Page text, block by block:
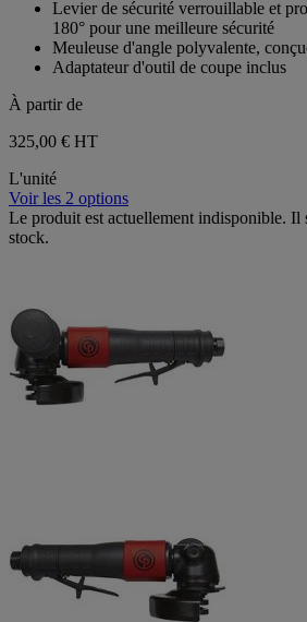
Levier de sécurité verrouillable et
180° pour une meilleure sécurité
Meuleuse d'angle polyvalente,
Adaptateur d'outil de coupe inclus
À partir de
325,00 € HT
L'unité
Voir les 2 options
Le produit est actuellement indisponible. Il
stock.